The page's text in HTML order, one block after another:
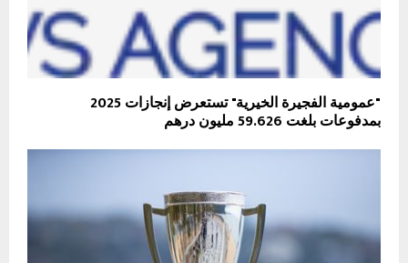
"عمومية الفجيرة الخيرية" تستعرض إنجازات 2025
بمدفوعات بلغت 59.626 مليون درهم